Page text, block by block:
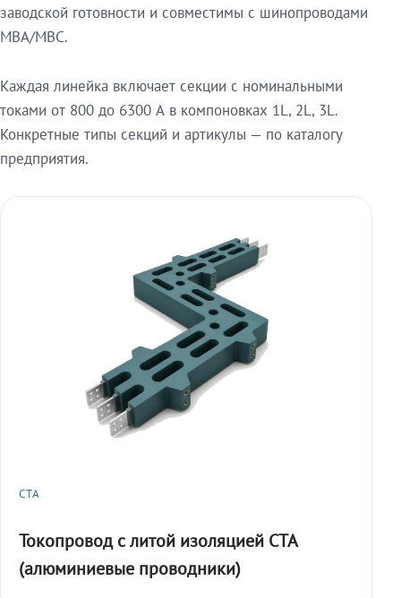
заводской готовности и совместимы с шинопроводами
МВА/МВС.
Каждая линейка включает секции с номинальными
токами от 800 до 6300 А в компоновках 1L, 2L, 3L.
Конкретные типы секций и артикулы — по каталогу
предприятия.
СТА
Токопровод с литой изоляцией СТА
(алюминиевые проводники)